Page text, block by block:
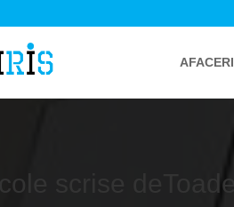
AFACERI
scrise